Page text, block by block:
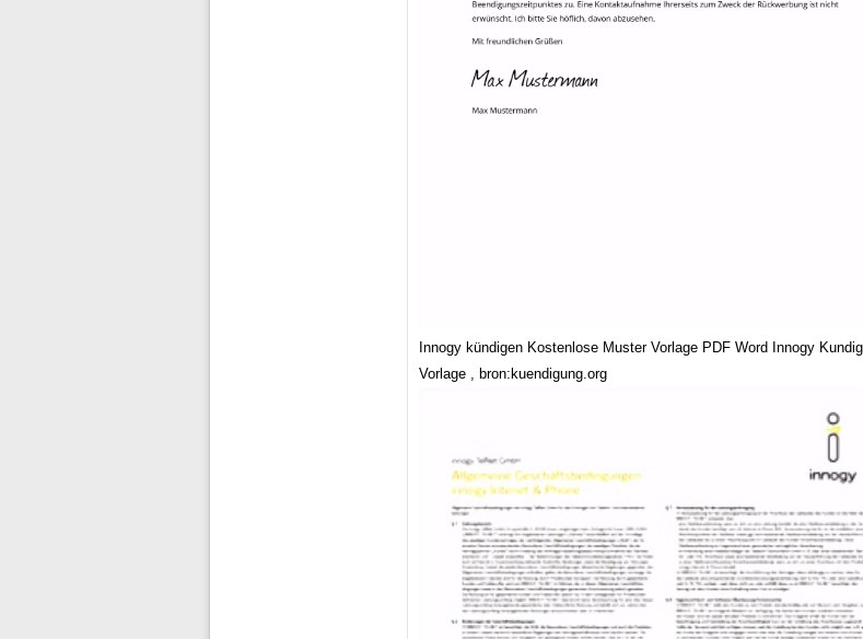
Innogy kündigen Kostenlose Muster Vorlage PDF Word Innogy
Vorlage , bron:kuendigung.org